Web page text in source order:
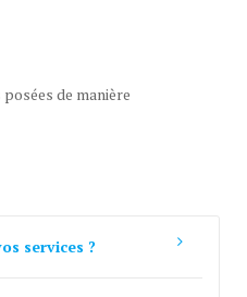
de manière
services ?